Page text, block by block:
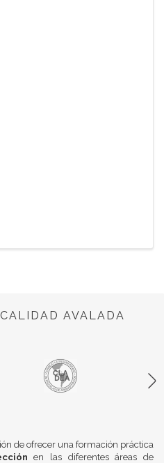
AVALADA
de ofrecer una formación práctica
en las diferentes áreas de